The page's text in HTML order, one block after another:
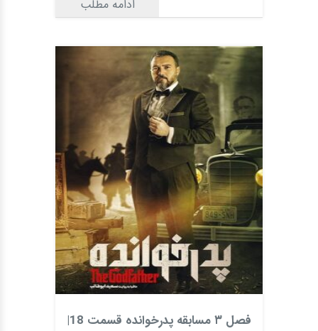
ادامه مطلب
فصل ۳ مسابقه پدرخوانده قسمت 18|